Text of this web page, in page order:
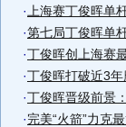
· 上海赛丁俊晖单
·第七局丁俊晖单
·丁俊晖创上海赛
·丁俊晖打破近3
·丁俊晖晋级前景
·完美“火箭”力克